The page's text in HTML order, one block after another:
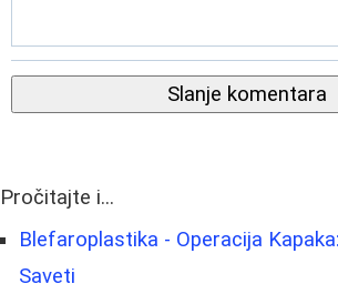
Slanje komentara
Pročitajte i...
Blefaroplastika - Operacija
Saveti